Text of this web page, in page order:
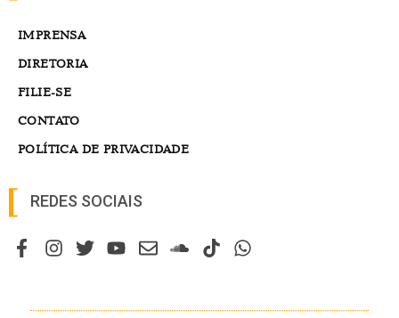
IMPRENSA
DIRETORIA
FILIE-SE
CONTATO
POLÍTICA DE PRIVACIDADE
REDES SOCIAIS